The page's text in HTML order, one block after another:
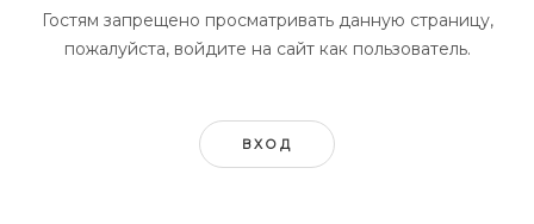
Гостям запрещено просматривать данную страницу,
пожалуйста, войдите на сайт как пользователь.
ВХОД